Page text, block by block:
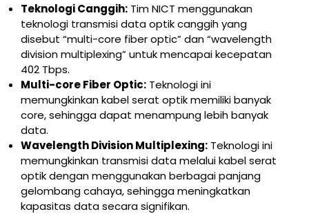
Teknologi Canggih: Tim NICT menggunakan
teknologi transmisi data optik canggih yang
disebut “multi-core fiber optic” dan “wavelength
division multiplexing” untuk mencapai kecepatan
402 Tbps.
Multi-core Fiber Optic: Teknologi ini
memungkinkan kabel serat optik memiliki banyak
core, sehingga dapat menampung lebih banyak
data.
Wavelength Division Multiplexing: Teknologi ini
memungkinkan transmisi data melalui kabel serat
optik dengan menggunakan berbagai panjang
gelombang cahaya, sehingga meningkatkan
kapasitas data secara signifikan.